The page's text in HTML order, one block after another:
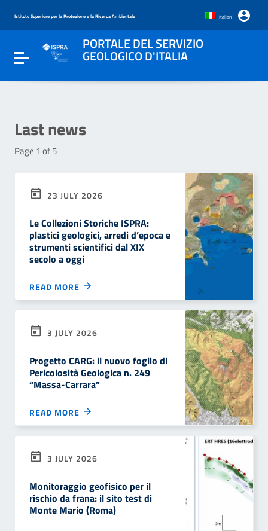
Go to the navigation menu
Go to the footer
Istituto Superiore per la Protezione e la Ricerca Ambientale Italian
Toggle navigation
PORTALE DEL SERVIZIO
GEOLOGICO D'ITALIA
Last news
Page 1 of 5
23 JULY 2026
Le Collezioni Storiche ISPRA:
plastici geologici, arredi d’epoca e
strumenti scientifici dal XIX
secolo a oggi
READ MORE
3 JULY 2026
Progetto CARG: il nuovo foglio di
Pericolosità Geologica n. 249
“Massa-Carrara”
READ MORE
3 JULY 2026
Monitoraggio geofisico per il
rischio da frana: il sito test di
Monte Mario (Roma)